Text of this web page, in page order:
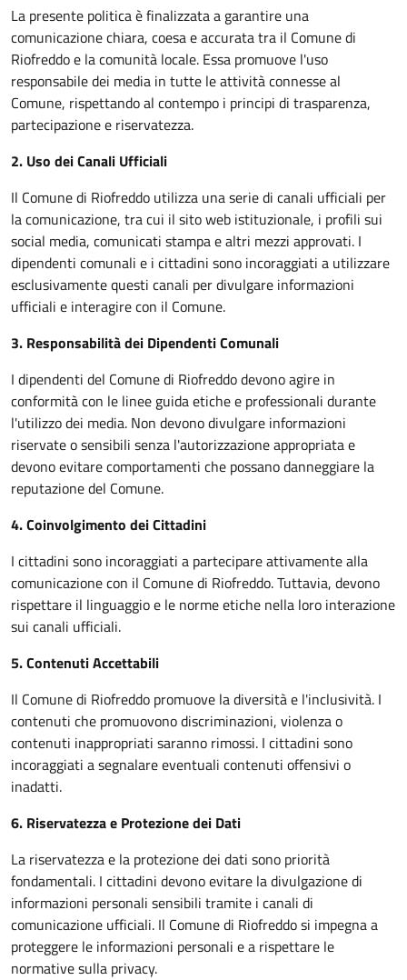
La presente politica è finalizzata a garantire una
comunicazione chiara, coesa e accurata tra il Comune di
Riofreddo e la comunità locale. Essa promuove l'uso
responsabile dei media in tutte le attività connesse al
Comune, rispettando al contempo i principi di trasparenza,
partecipazione e riservatezza.
2. Uso dei Canali Ufficiali
Il Comune di Riofreddo utilizza una serie di canali ufficiali per
la comunicazione, tra cui il sito web istituzionale, i profili sui
social media, comunicati stampa e altri mezzi approvati. I
dipendenti comunali e i cittadini sono incoraggiati a utilizzare
esclusivamente questi canali per divulgare informazioni
ufficiali e interagire con il Comune.
3. Responsabilità dei Dipendenti Comunali
I dipendenti del Comune di Riofreddo devono agire in
conformità con le linee guida etiche e professionali durante
l'utilizzo dei media. Non devono divulgare informazioni
riservate o sensibili senza l'autorizzazione appropriata e
devono evitare comportamenti che possano danneggiare la
reputazione del Comune.
4. Coinvolgimento dei Cittadini
I cittadini sono incoraggiati a partecipare attivamente alla
comunicazione con il Comune di Riofreddo. Tuttavia, devono
rispettare il linguaggio e le norme etiche nella loro interazione
sui canali ufficiali.
5. Contenuti Accettabili
Il Comune di Riofreddo promuove la diversità e l'inclusività. I
contenuti che promuovono discriminazioni, violenza o
contenuti inappropriati saranno rimossi. I cittadini sono
incoraggiati a segnalare eventuali contenuti offensivi o
inadatti.
6. Riservatezza e Protezione dei Dati
La riservatezza e la protezione dei dati sono priorità
fondamentali. I cittadini devono evitare la divulgazione di
informazioni personali sensibili tramite i canali di
comunicazione ufficiali. Il Comune di Riofreddo si impegna a
proteggere le informazioni personali e a rispettare le
normative sulla privacy.